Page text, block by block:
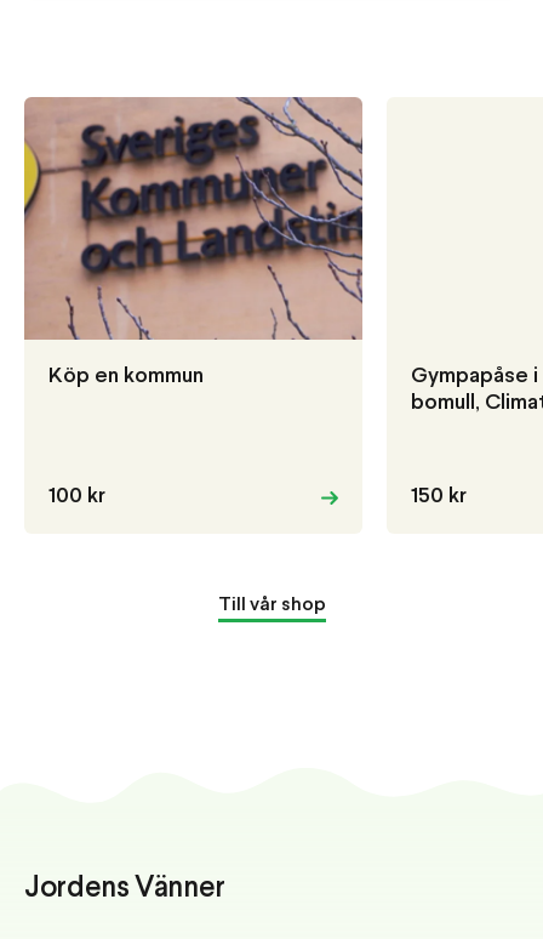
Köp en kommun
100 kr
Gympapåse
bomull,
150 kr
Till vår shop
Jordens Vänner